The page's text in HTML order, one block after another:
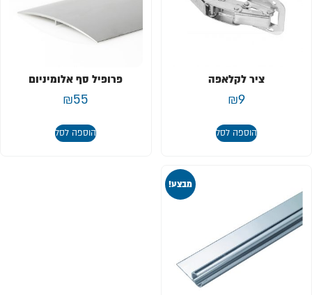
ציר לקלאפה
₪9
הוספה לסל
פרופיל סף אלומיניום
₪55
הוספה לסל
מבצע!